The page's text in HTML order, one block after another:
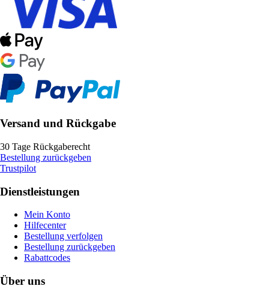
Versand und Rückgabe
30 Tage Rückgaberecht
Bestellung zurückgeben
Trustpilot
Dienstleistungen
Mein Konto
Hilfecenter
Bestellung verfolgen
Bestellung zurückgeben
Rabattcodes
Über uns